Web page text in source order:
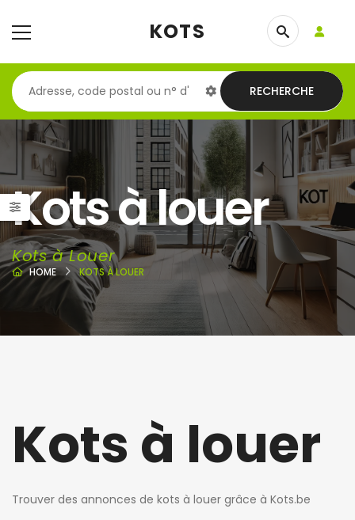
KOTS
RECHERCHE
Kots à louer
Kots à Louer
HOME KOTS À LOUER
Kots à louer
Trouver des annonces de kots à louer grâce à Kots.be